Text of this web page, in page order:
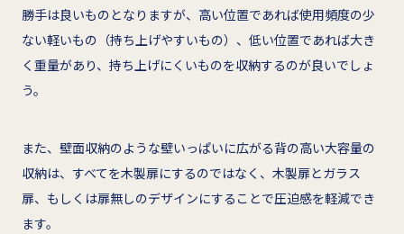
勝手は良いものとなりますが、高い位置であれば使用頻度の少
ない軽いもの（持ち上げやすいもの）、低い位置であれば大き
く重量があり、持ち上げにくいものを収納するのが良いでしょ
う。
また、壁面収納のような壁いっぱいに広がる背の高い大容量の
収納は、すべてを木製扉にするのではなく、木製扉とガラス
扉、もしくは扉無しのデザインにすることで圧迫感を軽減でき
ます。